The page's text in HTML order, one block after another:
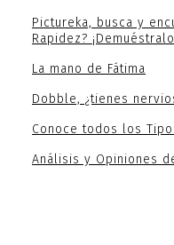
Pictureka, busca y
Rapidez?
La mano de Fátima
Dobble, ¿tienes
Conoce todos los
Análisis y Opiniones